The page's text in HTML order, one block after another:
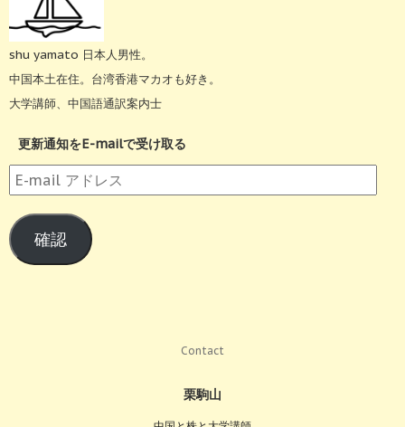
shu yamato 日本人男性。
中国本土在住。台湾香港マカオも好き。
大学講師、中国語通訳案内士
更新通知をE-mailで受け取る
E-
mail
ア
ド
レ
確認
Contact
栗駒山